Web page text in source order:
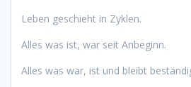
Leben geschieht in Zyklen.
Alles was ist, war seit Anbeginn.
Alles was war, ist und bleibt